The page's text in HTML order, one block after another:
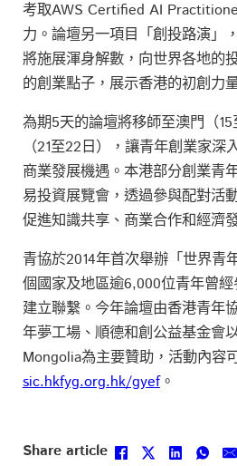
考取AWS Certified AI
力。論壇另一項目「創投路演」
將施展渾身解數，向世界各地的
的創業點子，展示香港的初創力
為期5天的論壇將移師至澳門（
（21至22日），讓青年創業家
商業發展機遇。本港部分創業青
易投資展覽會，透過參與配對活
促進知識共享、商業合作和經濟
青協於2014年首次舉辦「世界青
個國家及地區逾6,000位青年曾
建立聯繫。今年論壇由香港青年
年夢工場、順德和創公益基金會
Mongolia為主要贊助，活動內容
sic.hkfyg.org.hk/gyef。